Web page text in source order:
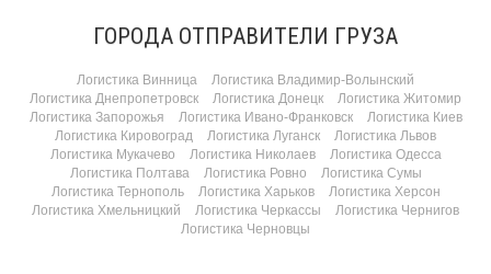
ГОРОДА ОТПРАВИТЕЛИ ГРУЗА
Логистика Винница
Логистика Владимир-Волынский
Логистика Днепропетровск
Логистика Донецк
Логистика Житомир
Логистика Запорожья
Логистика Ивано-Франковск
Логистика Киев
Логистика Кировоград
Логистика Луганск
Логистика Львов
Логистика Мукачево
Логистика Николаев
Логистика Одесса
Логистика Полтава
Логистика Ровно
Логистика Сумы
Логистика Тернополь
Логистика Харьков
Логистика Херсон
Логистика Хмельницкий
Логистика Черкассы
Логистика Чернигов
Логистика Черновцы